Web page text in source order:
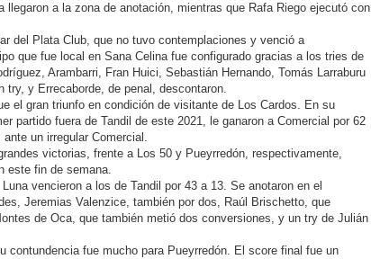
a la zona de anotación, mientras que Rafa Riego ejecutó con
del Plata Club, que no tuvo contemplaciones y venció a
que fue local en Sana Celina fue configurado gracias a los tries de
Arambarri, Fran Huici, Sebastián Hernando, Tomás Larraburu
y Errecaborde, de penal, descontaron.
el gran triunfo en condición de visitante de Los Cardos. En su
partido fuera de Tandil de este 2021, le ganaron a Comercial por 62
un irregular Comercial.
victorias, frente a Los 50 y Pueyrredón, respectivamente,
este fin de semana.
vencieron a los de Tandil por 43 a 13. Se anotaron en el
Jeremias Valenzice, también por dos, Raúl Brischetto, que
de Oca, que también metió dos conversiones, y un try de Julián
contundencia fue mucho para Pueyrredón. El score final fue un